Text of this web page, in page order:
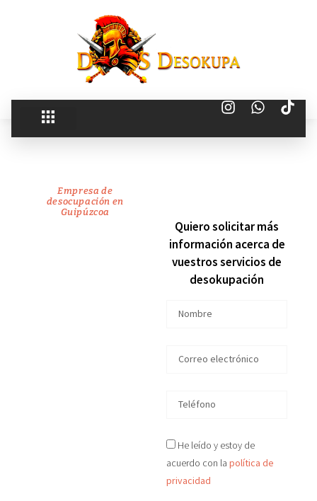
Empresa de
desocupación en
Guipúzcoa
recuperamosQuiero solicitar más
información acerca de
vuestros servicios de
desokupación
He leído y estoy de
acuerdo con lapolítica de
privacidad